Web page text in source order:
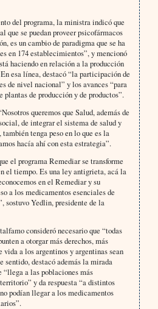
del programa, la ministra indicó que
que se puedan proveer psicofármacos
es un cambio de paradigma que se ha
en 174 establecimientos”, y mencionó
haciendo en relación a la producción
esa línea, destacó “la participación de
de nivel nacional” y los avances “para
de producción y de productos”.
queremos que Salud, además de
de integrar el sistema de salud y
tenga peso en lo que es la
hacía ahí con esta estrategia”.
el programa Remediar se transforme
el tiempo. Es una ley antigrieta, acá la
en el Remediar y su
a los medicamentos esenciales de
sostuvo Yedlin, presidente de la
consideró necesario que “todas
a otorgar más derechos, más
vida a los argentinos y argentinas sean
sentido, destacó además la mirada
“llega a las poblaciones más
y da respuesta “a distintos
podían llegar a los medicamentos